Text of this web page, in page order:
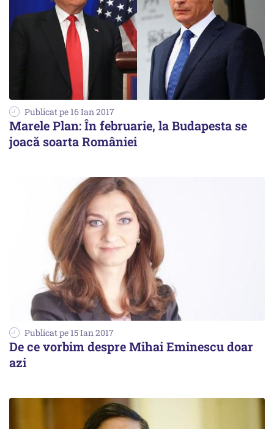
Publicat pe 16 Ian 2017
Marele Plan: În februarie, la Budapesta se
joacă soarta României
Publicat pe 15 Ian 2017
De ce vorbim despre Mihai Eminescu doar
azi